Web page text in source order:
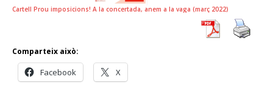
Cartell Prou imposicions! A la concertada, anem a la vaga (març 2022)
Comparteix això:
Facebook X